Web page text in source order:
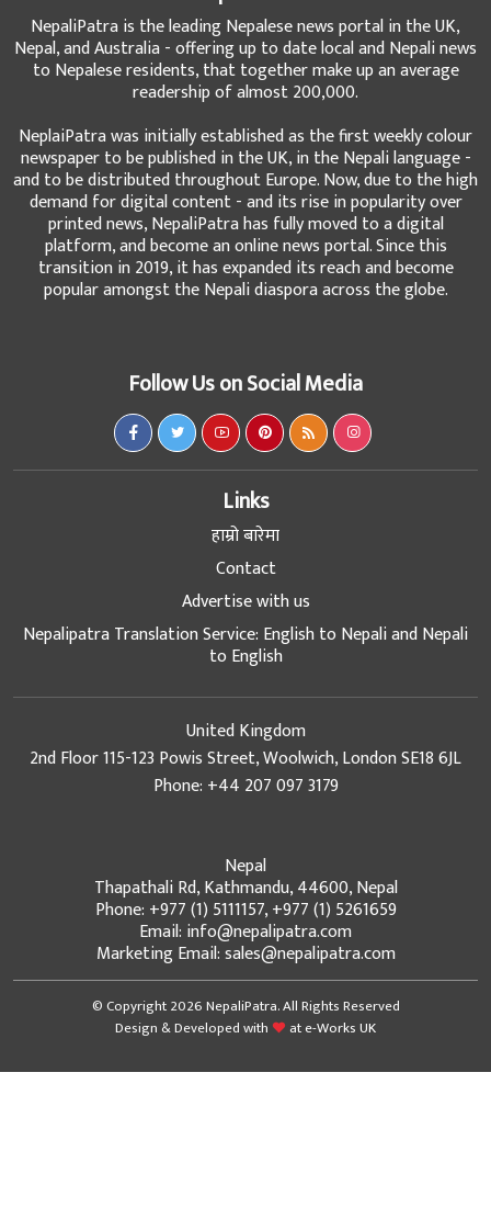
NepaliPatra is the leading Nepalese news portal in the UK,
Nepal, and Australia - offering up to date local and Nepali news
to Nepalese residents, that together make up an average
readership of almost 200,000.
NeplaiPatra was initially established as the first weekly colour
newspaper to be published in the UK, in the Nepali language -
and to be distributed throughout Europe. Now, due to the high
demand for digital content - and its rise in popularity over
printed news, NepaliPatra has fully moved to a digital
platform, and become an online news portal. Since this
transition in 2019, it has expanded its reach and become
popular amongst the Nepali diaspora across the globe.
Follow Us on Social Media
Links
हाम्रो बारेमा
Contact
Advertise with us
Nepalipatra Translation Service: English to Nepali and Nepali
to English
United Kingdom
2nd Floor 115-123 Powis Street, Woolwich, London SE18 6JL
Phone: +44 207 097 3179
Nepal
Thapathali Rd, Kathmandu, 44600, Nepal
Phone: +977 (1) 5111157, +977 (1) 5261659
Email: info@nepalipatra.com
Marketing Email: sales@nepalipatra.com
© Copyright 2026 NepaliPatra. All Rights Reserved
Design & Developed with
ate-Works UK